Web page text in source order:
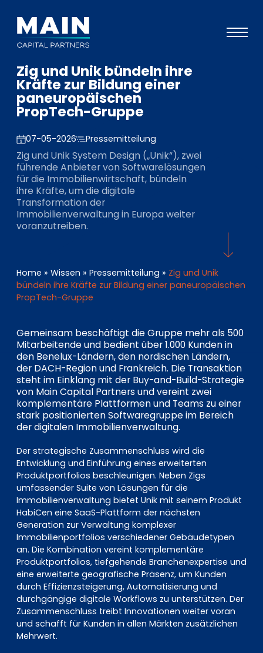
Portfolio
Ansatz
Wissen
Veranstaltungen
Investoren
ESG
Über uns
Pulse login
Zig und Unik bündeln ihre
Kräfte zur Bildung einer
paneuropäischen
PropTech-Gruppe
07-05-2026 Pressemitteilung
Zig und Unik System Design („Unik“), zwei
führende Anbieter von Softwarelösungen
für die Immobilienwirtschaft, bündeln
ihre Kräfte, um die digitale
Transformation der
Immobilienverwaltung in Europa weiter
voranzutreiben.
Home » Wissen » Pressemitteilung » Zig und Unik
bündeln ihre Kräfte zur Bildung einer paneuropäischen
PropTech-Gruppe
Gemeinsam beschäftigt die Gruppe mehr als 500
Mitarbeitende und bedient über 1.000 Kunden in
den Benelux-Ländern, den nordischen Ländern,
der DACH-Region und Frankreich. Die Transaktion
steht im Einklang mit der Buy-and-Build-Strategie
von Main Capital Partners und vereint zwei
komplementäre Plattformen und Teams zu einer
stark positionierten Softwaregruppe im Bereich
der digitalen Immobilienverwaltung.
Der strategische Zusammenschluss wird die
Entwicklung und Einführung eines erweiterten
Produktportfolios beschleunigen. Neben Zigs
umfassender Suite von Lösungen für die
Immobilienverwaltung bietet Unik mit seinem Produkt
HabiCen eine SaaS-Plattform der nächsten
Generation zur Verwaltung komplexer
Immobilienportfolios verschiedener Gebäudetypen
an. Die Kombination vereint komplementäre
Produktportfolios, tiefgehende Branchenexpertise und
eine erweiterte geografische Präsenz, um Kunden
durch Effizienzsteigerung, Automatisierung und
durchgängige digitale Workflows zu unterstützen. Der
Zusammenschluss treibt Innovationen weiter voran
und schafft für Kunden in allen Märkten zusätzlichen
Mehrwert.